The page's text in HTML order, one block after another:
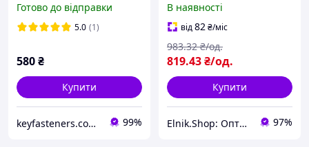
цинк жовтий/білий 60
шт./пачка
Готово до відправки
5.0 (1)
580₴
Купити
keyfasteners.com.ua 99%
8.8 оцинкований
[92F2S00H92FN18A520]
Metalvis
В наявності
від82₴/міс
819.43₴/од.
983.32 ₴/од.
Купити
Elnik.Shop: Оптово-роздрібна компанія 97%